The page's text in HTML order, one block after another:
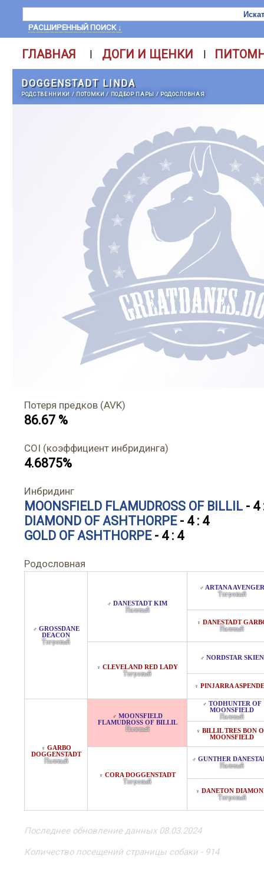
РАСШИРЕННЫЙ ПОИСК ↓
ГЛАВНАЯ | ДОГИ И ЩЕНКИ |
DOGGENSTADT LINDA
РОДСТВЕННИКИ / ПОТОМКИ/ ПОДБОР ПАРЫ / РОДОСЛОВНАЯ
Потеря предков (AVK)
86.67 %
COI (коэффициент инбридинга)
4.6875%
Инбридинг
MOONSFIELD FLAMUDROSS OF BILLIL - 4
DIAMOND OF ASHTHORPE- 4 : 4
GOLD OF ASHTHORPE- 4 : 4
Родословная
♂ GROSSDANE
DEACON
Тигровый
♂ DANESTADT KIM
Палевый
♂ ARTANA AVENGER
Тигровый
♀ DANESTADT
Палевый
♀ CLEVELAND RED LADY
Тигровый
♂ NORDSTAR SKIEN
♀ PINJARRA
♀ GARBO
DOGGENSTADT
Палевый
♂ MOONSFIELD
FLAMUDROSS OF BILLIL
Палевый
♂ TODHUNTER OF
MOONSFIELD
Палевый
♀ BILLIL TRES BON
MOONSFIELD
♀ CORA DOGGENSTADT
Тигровый
♂ GUNTHER
Палевый
♀ DANETON
Тигровый
Последнее обновление данных 08.03.2024
Количество посещений страницы собаки - 914